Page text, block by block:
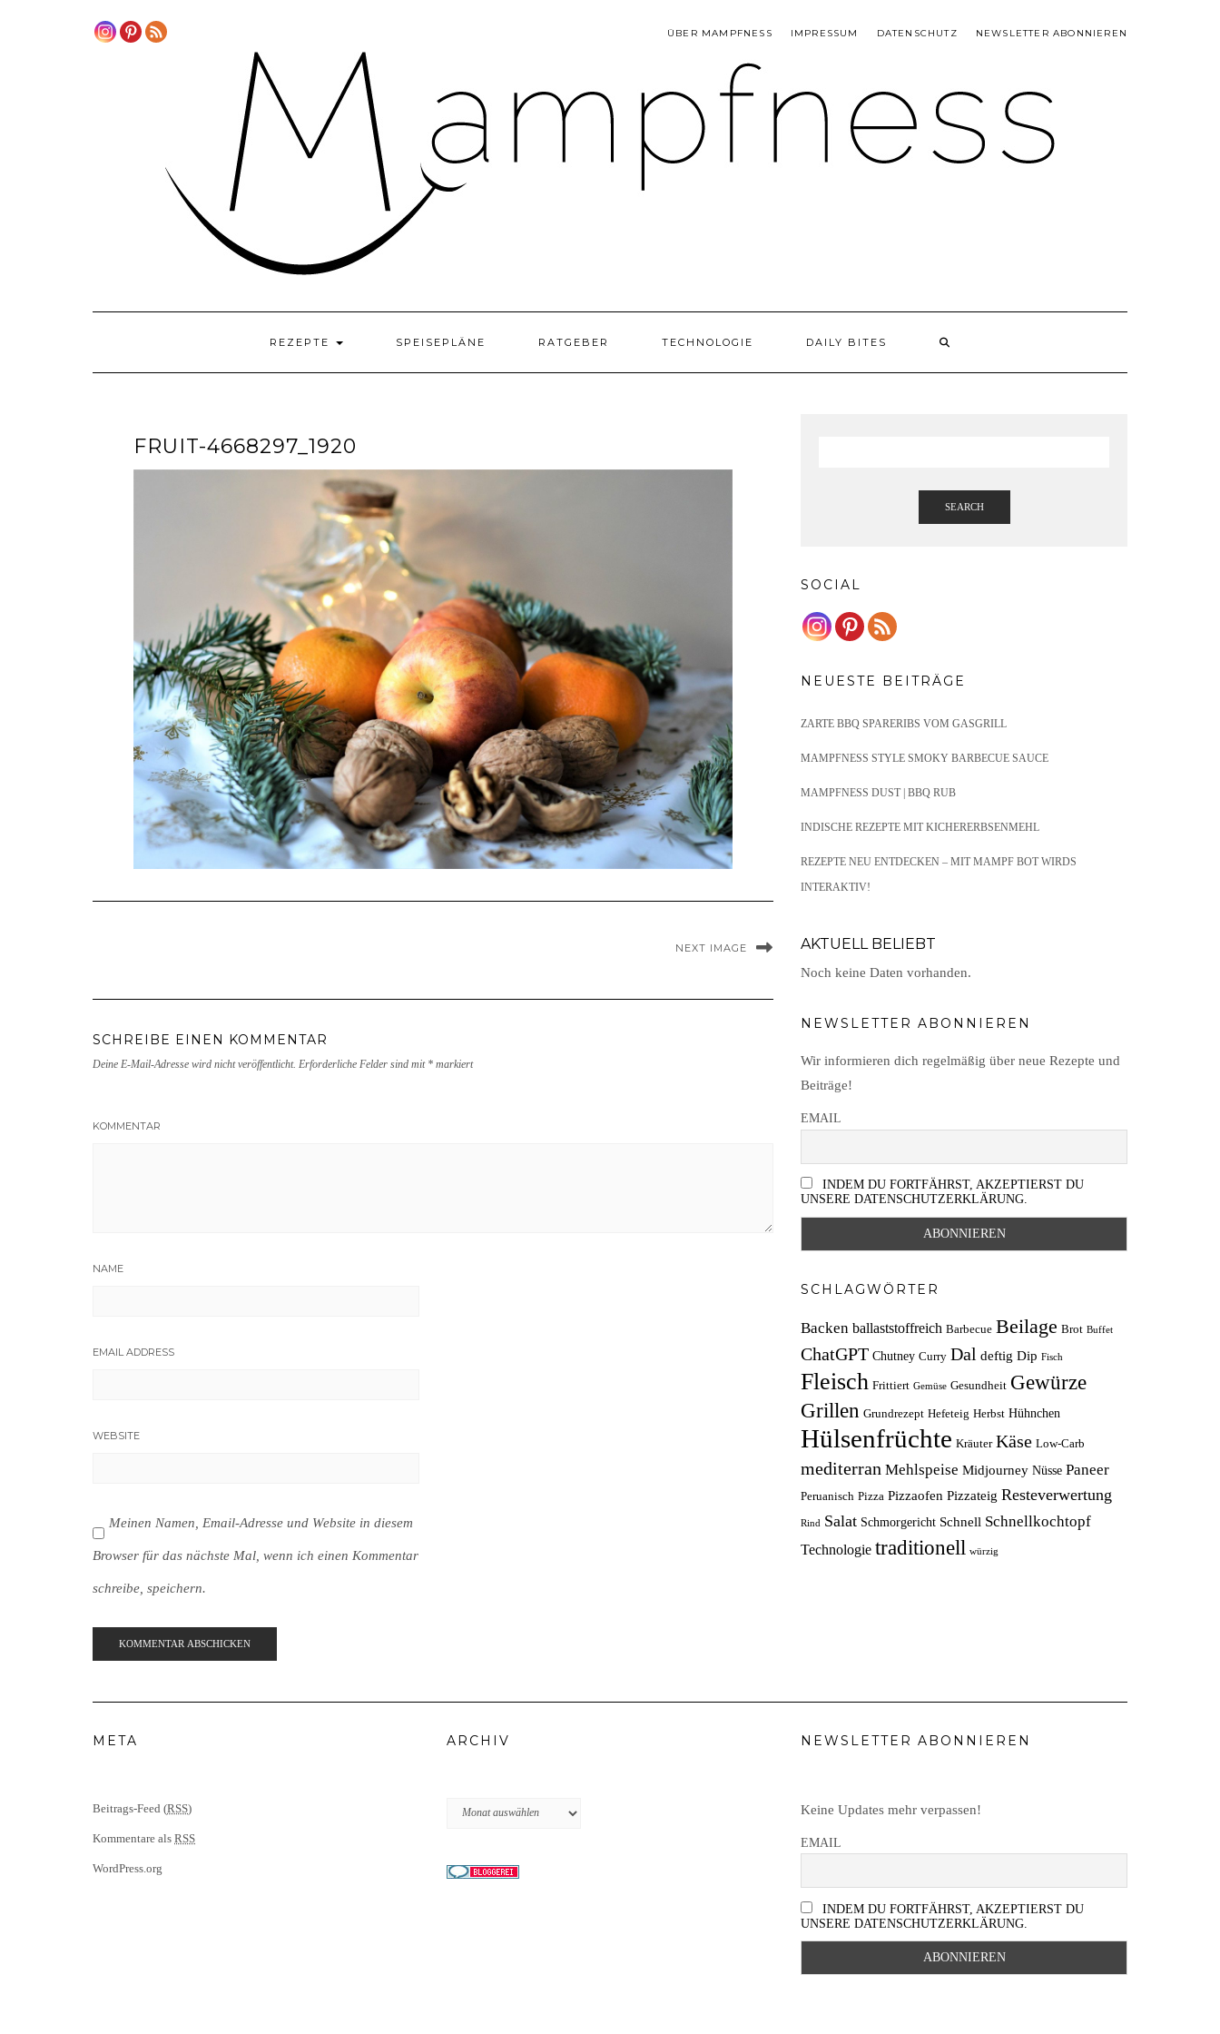
ÜBER MAMPFNESS IMPRESSUM DATENSCHUTZ NEWSLETTER ABONNIEREN
REZEPTE SPEISEPLÄNE RATGEBER TECHNOLOGIE DAILY BITES
FRUIT-4668297_1920
NEXT IMAGE
SCHREIBE EINEN KOMMENTAR
Deine E-Mail-Adresse wird nicht veröffentlicht. Erforderliche Felder sind mit * markiert
KOMMENTAR
NAME
EMAIL ADDRESS
WEBSITE
Meinen Namen, Email-Adresse und Website in diesem
Browser für das nächste Mal, wenn ich einen Kommentar
schreibe, speichern.
SEARCH
SOCIAL
NEUESTE BEITRÄGE
ZARTE BBQ SPARERIBS VOM GASGRILL
MAMPFNESS STYLE SMOKY BARBECUE SAUCE
MAMPFNESS DUST | BBQ RUB
INDISCHE REZEPTE MIT KICHERERBSENMEHL
REZEPTE NEU ENTDECKEN – MIT MAMPF BOT WIRDS
INTERAKTIV!
AKTUELL BELIEBT
Noch keine Daten vorhanden.
NEWSLETTER ABONNIEREN
Wir informieren dich regelmäßig über neue Rezepte und
Beiträge!
EMAIL
INDEM DU FORTFÄHRST, AKZEPTIERST DU
UNSERE DATENSCHUTZERKLÄRUNG.
SCHLAGWÖRTER
Backen ballaststoffreich Barbecue Beilage Brot Buffet
ChatGPT Chutney Curry Dal deftig Dip Fisch
Fleisch Frittiert Gemüse Gesundheit Gewürze
Grillen Grundrezept Hefeteig Herbst Hühnchen
Hülsenfrüchte Kräuter Käse Low-Carb
mediterran Mehlspeise Midjourney Nüsse Paneer
Peruanisch Pizza Pizzaofen Pizzateig Resteverwertung
Rind Salat Schmorgericht Schnell Schnellkochtopf
Technologie traditionell würzig
META
Beitrags-Feed (RSS)
Kommentare als RSS
WordPress.org
ARCHIV
Archiv
NEWSLETTER ABONNIEREN
Keine Updates mehr verpassen!
EMAIL
INDEM DU FORTFÄHRST, AKZEPTIERST DU
UNSERE DATENSCHUTZERKLÄRUNG.